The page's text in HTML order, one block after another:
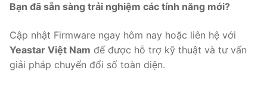
Bạn đã sẵn sàng trải nghiệm các tính năng mới?
Cập nhật Firmware ngay hôm nay hoặc liên hệ với
Yeastar Việt Nam để được hỗ trợ kỹ thuật và tư vấn
giải pháp chuyển đổi số toàn diện.